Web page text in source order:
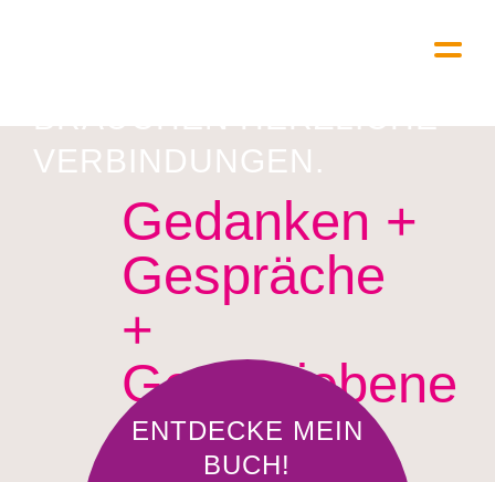
BRAUCHEN HERZLICHE
VERBINDUNGEN.
Gedanken +
Gespräche
+
Geschriebene
sENTDECKE MEIN
BUCH!